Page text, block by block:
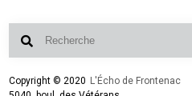
Copyright © 2020 L'Écho de Frontenac